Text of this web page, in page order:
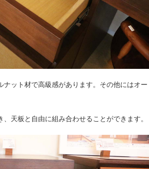
ット材で高級感があります。その他にはオー
天板と自由に組み合わせることができます。